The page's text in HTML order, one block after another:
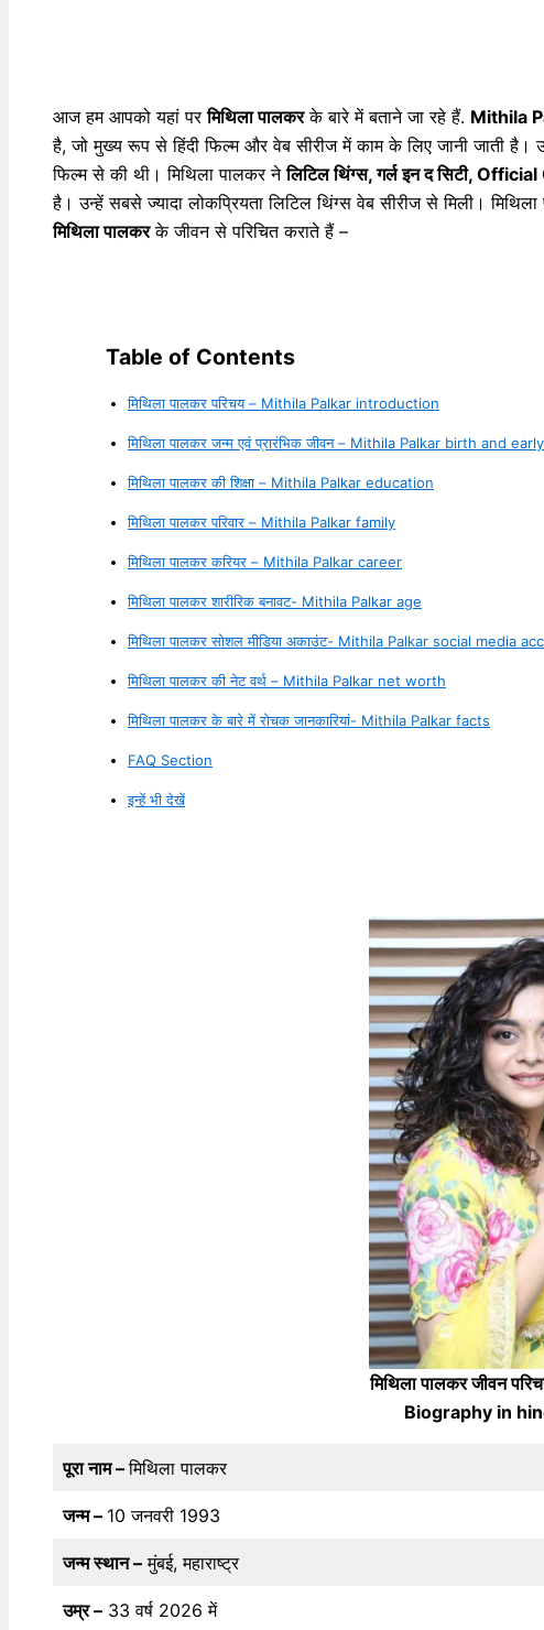
आज हम आपको यहां परमिथिला पालकरके बारे में बताने जा रहे हैं. Mithila
है, जो मुख्य रूप से हिंदी फिल्म और वेब सीरीज में काम के लिए जानी जाती
फिल्म से की थी। मिथिला पालकर नेलिटिल थिंग्स, गर्ल इन द सिटी,
है। उन्हें सबसे ज्यादा लोकप्रियता लिटिल थिंग्स वेब सीरीज से मिली।
मिथिला पालकरके जीवन से परिचित कराते हैं –
Table of Contents
मिथिला पालकर परिचय – Mithila Palkar introduction
मिथिला पालकर जन्म एवं प्रारंभिक जीवन – Mithila Palkar birth and
मिथिला पालकर की शिक्षा – Mithila Palkar education
मिथिला पालकर परिवार – Mithila Palkar family
मिथिला पालकर करियर – Mithila Palkar career
मिथिला पालकर शारीरिक बनावट- Mithila Palkar age
मिथिला पालकर सोशल मीडिया अकाउंट- Mithila Palkar social media
मिथिला पालकर की नेट वर्थ – Mithila Palkar net worth
मिथिला पालकर के बारे में रोचक जानकारियां- Mithila Palkar facts
FAQ Section
इन्हें भी देखें
मिथिला पालकर जीवन
Biography in
पूरा नाम –मिथिला पालकर
जन्म – 10 जनवरी 1993
जन्म स्थान – मुंबई, महाराष्ट्र
उम्र – 33 वर्ष 2026 में